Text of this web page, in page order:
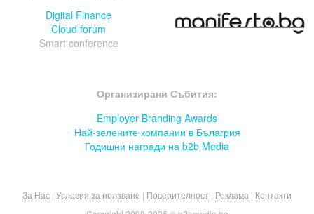
Digital Finance
Cloud forum
Smart conference
Организирани Събития:
Employer Branding Awards
Най-зелените компании в Бълагрия
Годишни награди на b2b Media
За Нас | Условия за ползване | Поверителност | Реклама | Контакти